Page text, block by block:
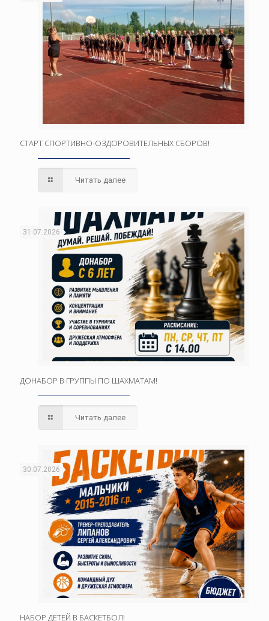
СТАРТ СПОРТИВНО-ОЗДОРОВИТЕЛЬНЫХ СБОРОВ!
Читать далее
31.07.2026
ДОНАБОР В ГРУППЫ ПО ШАХМАТАМ!
Читать далее
30.07.2026
НАБОР ДЕТЕЙ В БАСКЕТБОЛ!